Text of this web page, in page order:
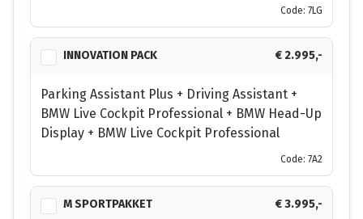
Code: 7LG
INNOVATION PACK € 2.995,-
Parking Assistant Plus + Driving Assistant +
BMW Live Cockpit Professional + BMW Head-Up
Display + BMW Live Cockpit Professional
Code: 7A2
M SPORTPAKKET € 3.995,-